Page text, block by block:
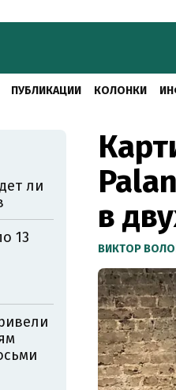
ПУБЛИКАЦИИ КОЛОНКИ
в
ВИКТОР
ли
13